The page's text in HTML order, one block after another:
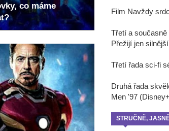
co máme
Film Navždy
Třetí a
Přežijí jen
Třetí řada sci-fi
Druhá řada
Men '97
STRUČNĚ,